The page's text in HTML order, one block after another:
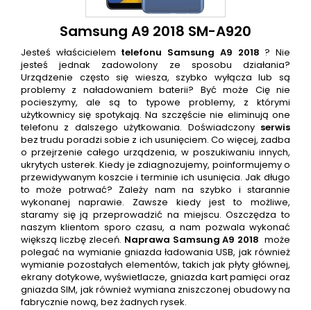
Samsung A9 2018 SM-A920
Jesteś właścicielem telefonu Samsung A9 2018 ? Nie
jesteś jednak zadowolony ze sposobu działania?
Urządzenie często się wiesza, szybko wyłącza lub są
problemy z naładowaniem baterii? Być może Cię nie
pocieszymy, ale są to typowe problemy, z którymi
użytkownicy się spotykają. Na szczęście nie eliminują one
telefonu z dalszego użytkowania. Doświadczony serwis
bez trudu poradzi sobie z ich usunięciem. Co więcej, zadba
o przejrzenie całego urządzenia, w poszukiwaniu innych,
ukrytych usterek. Kiedy je zdiagnozujemy, poinformujemy o
przewidywanym koszcie i terminie ich usunięcia. Jak długo
to może potrwać? Zależy nam na szybko i starannie
wykonanej naprawie. Zawsze kiedy jest to możliwe,
staramy się ją przeprowadzić na miejscu. Oszczędza to
naszym klientom sporo czasu, a nam pozwala wykonać
większą liczbę zleceń. Naprawa Samsung A9 2018 może
polegać na wymianie gniazda ładowania USB, jak również
wymianie pozostałych elementów, takich jak płyty głównej,
ekrany dotykowe, wyświetlacze, gniazda kart pamięci oraz
gniazda SIM, jak również wymiana zniszczonej obudowy na
fabrycznie nową, bez żadnych rysek.